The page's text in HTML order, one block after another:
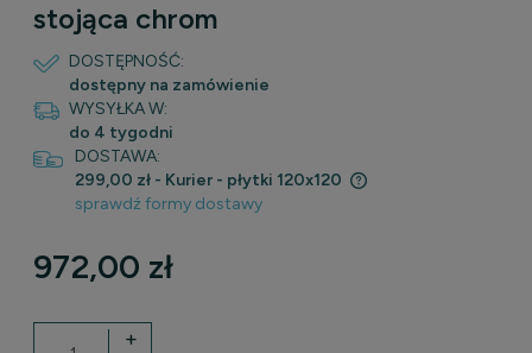
stojąca chrom
DOSTĘPNOŚĆ:
dostępny na zamówienie
WYSYŁKA W:
do 4 tygodni
DOSTAWA:
299,00 zł - Kurier - płytki 120x120
Cena nie zawiera ewentualnych kosztów płatności
sprawdź formy dostawy
972,00 zł
+